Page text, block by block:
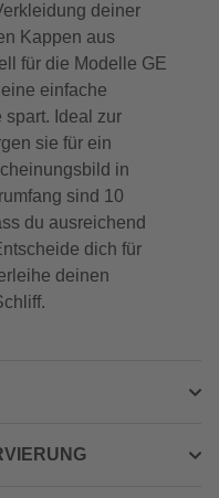
deiner
Kappen aus
für die Modelle GE
einfache
spart. Ideal zur
sie für ein
in
sind 10
du ausreichend
dich für
deinen